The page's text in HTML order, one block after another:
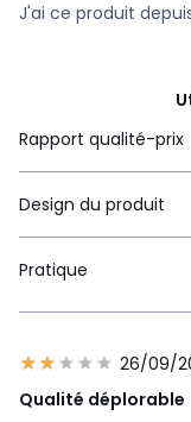
J'ai ce produit
Rapport qualité-prix
Design du produit
Pratique
26/09/
Qualité déplorable